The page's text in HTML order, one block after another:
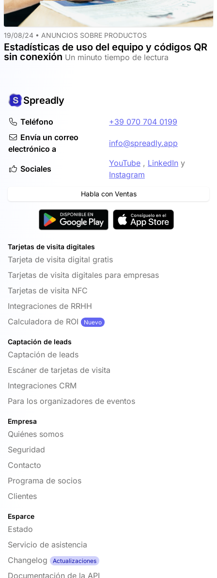
19/08/24 • ANUNCIOS SOBRE PRODUCTOS
Estadísticas de uso del equipo y códigos QR
sin conexión Un minuto tiempo de lectura
Spreadly
Teléfono
+39 070 704 0199
Envía un correo
electrónico a
info@spreadly.app
Sociales
YouTube , LinkedIn y
Instagram
Habla con Ventas
Tarjetas de visita digitales
Tarjeta de visita digital gratis
Tarjetas de visita digitales para empresas
Tarjetas de visita NFC
Integraciones de RRHH
Calculadora de ROI
Nuevo
Captación de leads
Captación de leads
Escáner de tarjetas de visita
Integraciones CRM
Para los organizadores de eventos
Empresa
Quiénes somos
Seguridad
Contacto
Programa de socios
Clientes
Esparce
Estado
Servicio de asistencia
Changelog
Actualizaciones
Documentación de la API